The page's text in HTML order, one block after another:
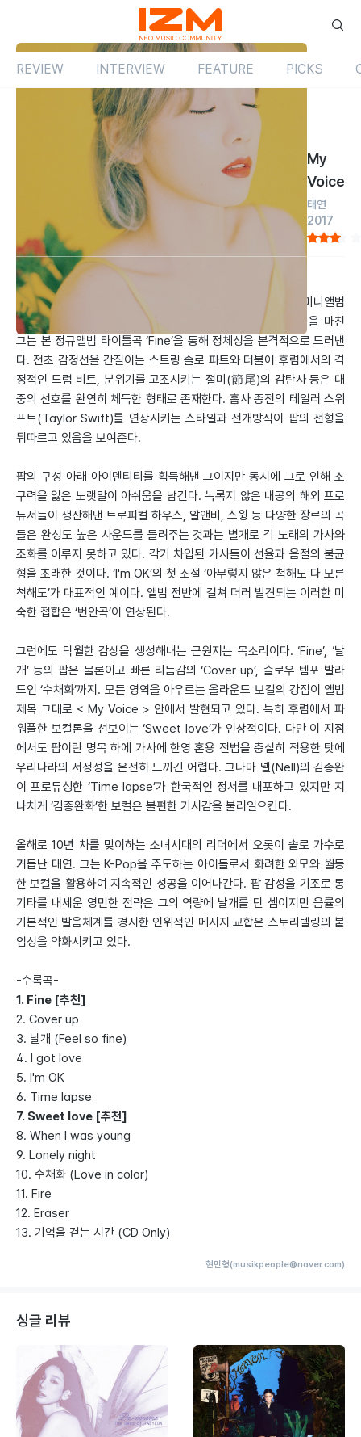
REVIEW INTERVIEW FEATURE PICKS
국내
My
Voice
태연
2017
by 현민형 2017.03.01
서구화한 비주얼만큼이나 팝의 작법을 좇는 앨범이다. 지난 미니앨범
의 ‘Why’와 싱글 ‘11:11’으로 어쿠스틱 기타 운용에 대한 검증을 마친
그는 본 정규앨범 타이틀곡 ‘Fine’을 통해 정체성을 본격적으로 드러낸
다. 전초 감정선을 간질이는 스트링 솔로 파트와 더불어 후렴에서의 격
정적인 드럼 비트, 분위기를 고조시키는 절미(節尾)의 감탄사 등은 대
중의 선호를 완연히 체득한 형태로 존재한다. 흡사 종전의 테일러 스위
프트(Taylor Swift)를 연상시키는 스타일과 전개방식이 팝의 전형을
뒤따르고 있음을 보여준다.
팝의 구성 아래 아이덴티티를 획득해낸 그이지만 동시에 그로 인해 소
구력을 잃은 노랫말이 아쉬움을 남긴다. 녹록지 않은 내공의 해외 프로
듀서들이 생산해낸 트로피컬 하우스, 알앤비, 스윙 등 다양한 장르의 곡
들은 완성도 높은 사운드를 들려주는 것과는 별개로 각 노래의 가사와
조화를 이루지 못하고 있다. 각기 차입된 가사들이 선율과 음절의 불균
형을 초래한 것이다. ‘I'm OK’의 첫 소절 ‘아무렇지 않은 척해도 다 모른
척해도’가 대표적인 예이다. 앨범 전반에 걸쳐 더러 발견되는 이러한 미
숙한 접합은 ‘번안곡’이 연상된다.
그럼에도 탁월한 감상을 생성해내는 근원지는 목소리이다. ‘Fine’, ‘날
개’ 등의 팝은 물론이고 빠른 리듬감의 ‘Cover up’, 슬로우 템포 발라
드인 ‘수채화’까지. 모든 영역을 아우르는 올라운드 보컬의 강점이 앨범
제목 그대로 < My Voice > 안에서 발현되고 있다. 특히 후렴에서 파
워풀한 보컬톤을 선보이는 ‘Sweet love’가 인상적이다. 다만 이 지점
에서도 팝이란 명목 하에 가사에 한영 혼용 전법을 충실히 적용한 탓에
우리나라의 서정성을 온전히 느끼긴 어렵다. 그나마 넬(Nell)의 김종완
이 프로듀싱한 ‘Time lapse’가 한국적인 정서를 내포하고 있지만 지
나치게 ‘김종완화’한 보컬은 불편한 기시감을 불러일으킨다.
올해로 10년 차를 맞이하는 소녀시대의 리더에서 오롯이 솔로 가수로
거듭난 태연. 그는 K-Pop을 주도하는 아이돌로서 화려한 외모와 월등
한 보컬을 활용하여 지속적인 성공을 이어나간다. 팝 감성을 기조로 통
기타를 내세운 영민한 전략은 그의 역량에 날개를 단 셈이지만 음률의
기본적인 발음체계를 경시한 인위적인 메시지 교합은 스토리텔링의 붙
임성을 약화시키고 있다.
-수록곡-
1. Fine [추천]
2. Cover up
3. 날개 (Feel so fine)
4. I got love
5. I'm OK
6. Time lapse
7. Sweet love [추천]
8. When I was young
9. Lonely night
10. 수채화 (Love in color)
11. Fire
12. Eraser
13. 기억을 걷는 시간 (CD Only)
현민형(musikpeople@naver.com)
싱글 리뷰